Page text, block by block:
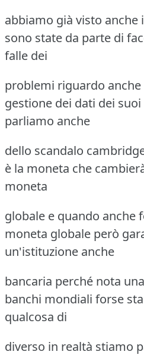
abbiamo già visto anche
sono state da parte di
falle dei
problemi riguardo anche
gestione dei dati dei
parliamo anche
dello scandalo
è la moneta che
moneta
globale e quando anche
moneta globale però
un'istituzione anche
bancaria perché nota
banchi mondiali forse
qualcosa di
diverso in realtà stiamo